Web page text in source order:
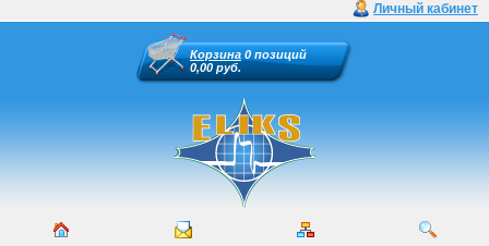
Личный кабинет
Корзина 0 позиций
0,00 руб.